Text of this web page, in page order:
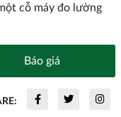
cỗ máy đo lường
Báo giá